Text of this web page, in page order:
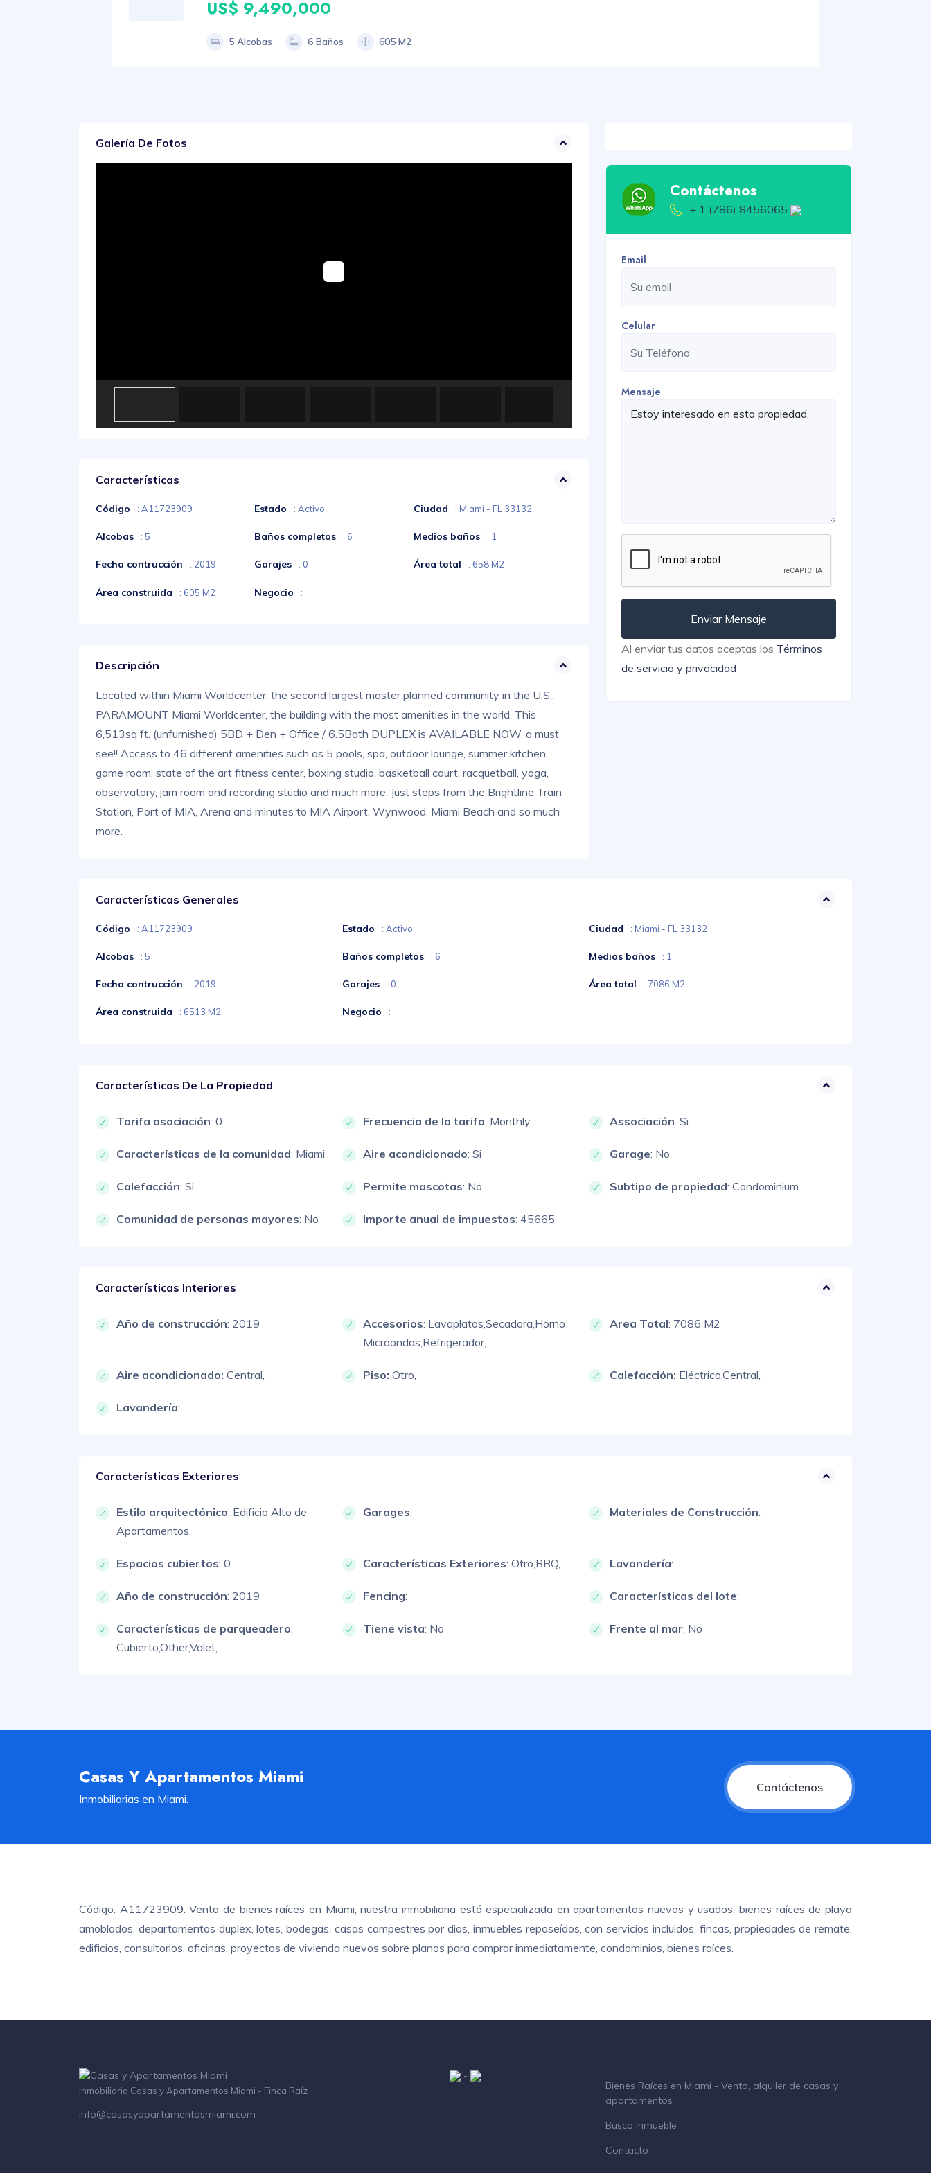
US$ 9,490,000
5 Alcobas 6 Baños 605 M2
Galería De Fotos
Características
Código : A11723909 Estado : Activo Ciudad : Miami - FL 33132
Alcobas : 5 Baños completos : 6 Medios baños : 1
Fecha contrucción : 2019 Garajes : 0 Área total : 658 M2
Área construida : 605 M2 Negocio :
Descripción
Located within Miami Worldcenter, the second largest master planned community in the U.S.,
PARAMOUNT Miami Worldcenter, the building with the most amenities in the world. This
6,513sq ft. (unfurnished) 5BD + Den + Office / 6.5Bath DUPLEX is AVAILABLE NOW, a must
see!! Access to 46 different amenities such as 5 pools, spa, outdoor lounge, summer kitchen,
game room, state of the art fitness center, boxing studio, basketball court, racquetball, yoga,
observatory, jam room and recording studio and much more. Just steps from the Brightline Train
Station, Port of MIA, Arena and minutes to MIA Airport, Wynwood, Miami Beach and so much
more.
Contáctenos
+ 1 (786) 8456065
Email
Celular
Mensaje
Enviar Mensaje
Al enviar tus datos aceptas los Términos
de servicio y privacidad
Características Generales
Código : A11723909 Estado : Activo Ciudad : Miami - FL 33132
Alcobas : 5 Baños completos : 6 Medios baños : 1
Fecha contrucción : 2019 Garajes : 0 Área total : 7086 M2
Área construida : 6513 M2 Negocio :
Características De La Propiedad
Tarifa asociación: 0 Frecuencia de la tarifa: Monthly Associación: Si
Características de la comunidad: Miami Aire acondicionado: Si Garage: No
Calefacción: Si Permite mascotas: No Subtipo de propiedad: Condominium
Comunidad de personas mayores: No Importe anual de impuestos: 45665
Características Interiores
Año de construcción: 2019 Accesorios: Lavaplatos, Secadora, Horno
Microondas, Refrigerador,
Area Total: 7086 M2
Aire acondicionado: Central, Piso: Otro, Calefacción: Eléctrico,Central,
Lavandería:
Características Exteriores
Estilo arquitectónico: Edificio Alto de
Apartamentos,
Garages: Materiales de Construcción:
Espacios cubiertos: 0 Características Exteriores: Otro, BBQ, Lavandería:
Año de construcción: 2019 Fencing: Características del lote:
Características de parqueadero:
Cubierto,Other,Valet,
Tiene vista: No Frente al mar: No
Casas Y Apartamentos Miami
Inmobiliarias en Miami.
Contáctenos
Código: A11723909. Venta de bienes raíces en Miami, nuestra inmobiliaria está especializada en apartamentos nuevos y usados, bienes raíces de playa
amoblados, departamentos duplex, lotes, bodegas, casas campestres por dias, inmuebles reposeídos, con servicios incluidos, fincas, propiedades de remate,
edificios, consultorios, oficinas, proyectos de vivienda nuevos sobre planos para comprar inmediatamente, condominios, bienes raíces.
Inmobiliaria Casas y Apartamentos Miami - Finca Raíz
info@casasyapartamentosmiami.com
-
Bienes Raíces en Miami - Venta, alquiler de casas y
apartamentos
Busco Inmueble
Contacto